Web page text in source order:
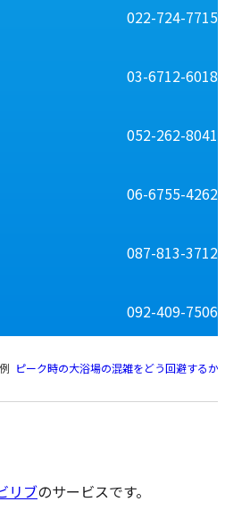
022-724-7715
03-6712-6018
052-262-8041
06-6755-4262
087-813-3712
092-409-7506
ピーク時の大浴場の混雑をどう回避するか
リブのサービスです。